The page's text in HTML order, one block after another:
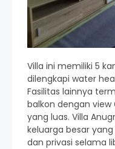
Villa ini memiliki 5
dilengkapi water
Fasilitas lainnya
balkon dengan view
yang luas. Villa
keluarga besar
dan privasi selama